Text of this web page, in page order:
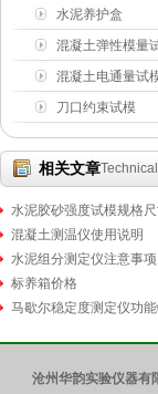
水泥养护盒
混凝土弹性模量
混凝土电通量试
刀口约束试模
相关文章
水泥胶砂强度试模规格
混凝土测温仪使用说明
水泥组分测定仪注意事项
标养箱价格
马歇尔稳定度测定仪功能
沧州华韵实验仪器有